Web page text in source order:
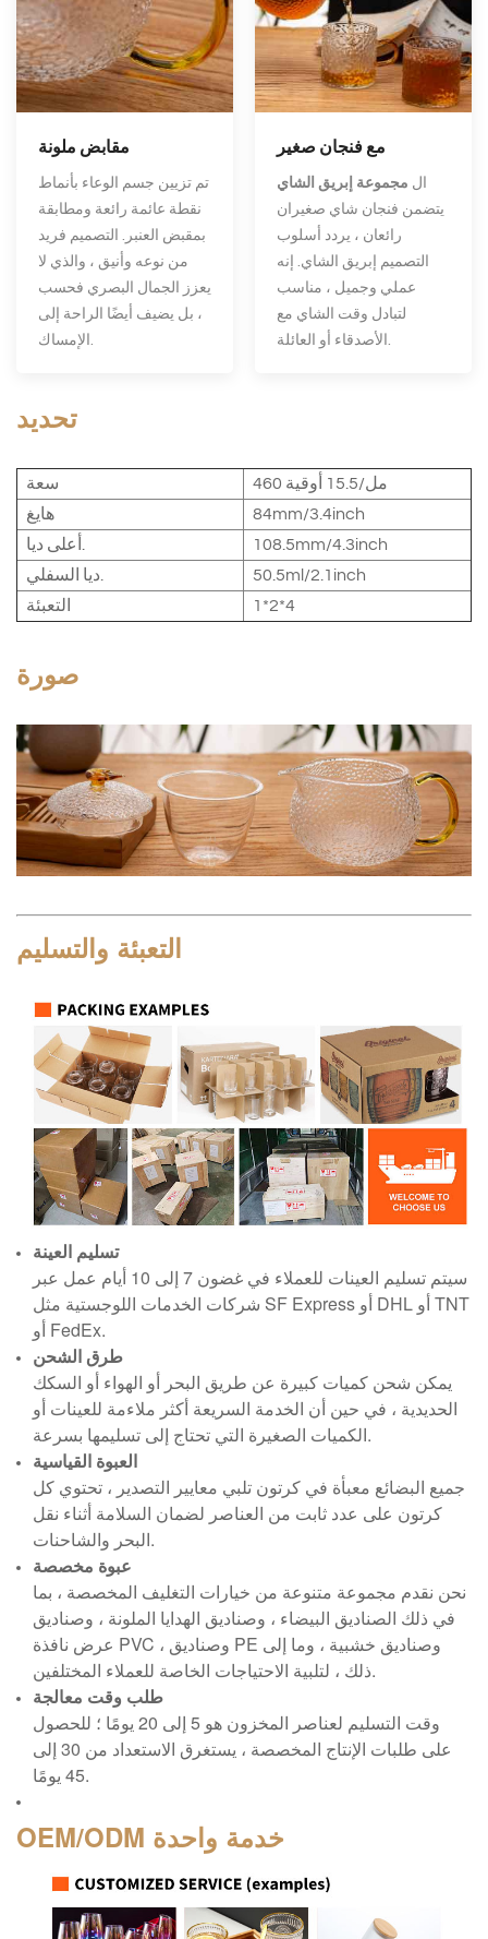
مقابض ملونة
تم تزيين جسم الوعاء بأنماط
نقطة عائمة رائعة ومطابقة
بمقبض العنبر. التصميم فريد
من نوعه وأنيق ، والذي لا
يعزز الجمال البصري فحسب
، بل يضيف أيضًا الراحة إلى
الإمساك.
مع فنجان صغير
ال مجموعة إبريق الشاي
يتضمن فنجان شاي صغيران
رائعان ، يردد أسلوب
التصميم إبريق الشاي. إنه
عملي وجميل ، مناسب
لتبادل وقت الشاي مع
الأصدقاء أو العائلة.
تحديد
سعة
460 مل/15.5 أوقية
هايغ
84mm/3.4inch
108.5mm/4.3inch
50.5ml/2.1inch
التعبئة
1*2*4
صورة
التعبئة والتسليم
تسليم العينة
سيتم تسليم العينات للعملاء في غضون 7 إلى 10 أيام عمل عبر
شركات الخدمات اللوجستية مثل SF Express أو DHL أو TNT
أو FedEx.
طرق الشحن
يمكن شحن كميات كبيرة عن طريق البحر أو الهواء أو السكك
الحديدية ، في حين أن الخدمة السريعة أكثر ملاءمة للعينات أو
الكميات الصغيرة التي تحتاج إلى تسليمها بسرعة.
العبوة القياسية
جميع البضائع معبأة في كرتون تلبي معايير التصدير ، تحتوي كل
كرتون على عدد ثابت من العناصر لضمان السلامة أثناء نقل
البحر والشاحنات.
عبوة مخصصة
نحن نقدم مجموعة متنوعة من خيارات التغليف المخصصة ، بما
في ذلك الصناديق البيضاء ، وصناديق الهدايا الملونة ، وصناديق
عرض نافذة PVC ، وصناديق PE وصناديق خشبية ، وما إلى
ذلك ، لتلبية الاحتياجات الخاصة للعملاء المختلفين.
طلب وقت معالجة
وقت التسليم لعناصر المخزون هو 5 إلى 20 يومًا ؛ للحصول
على طلبات الإنتاج المخصصة ، يستغرق الاستعداد من 30 إلى
45 يومًا.
OEM/ODM خدمة واحدة